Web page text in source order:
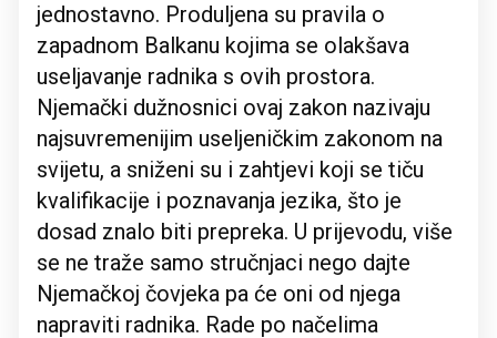
jednostavno. Produljena su pravila o
zapadnom Balkanu kojima se olakšava
useljavanje radnika s ovih prostora.
Njemački dužnosnici ovaj zakon nazivaju
najsuvremenijim useljeničkim zakonom na
svijetu, a sniženi su i zahtjevi koji se tiču
kvalifikacije i poznavanja jezika, što je
dosad znalo biti prepreka. U prijevodu, više
se ne traže samo stručnjaci nego dajte
Njemačkoj čovjeka pa će oni od njega
napraviti radnika. Rade po načelima